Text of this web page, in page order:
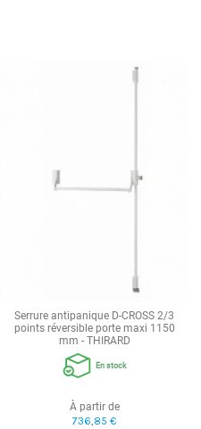
Serrure antipanique D-CROSS 2/3
points réversible porte maxi 1150
mm - THIRARD
En stock
À partir de
736,85 €